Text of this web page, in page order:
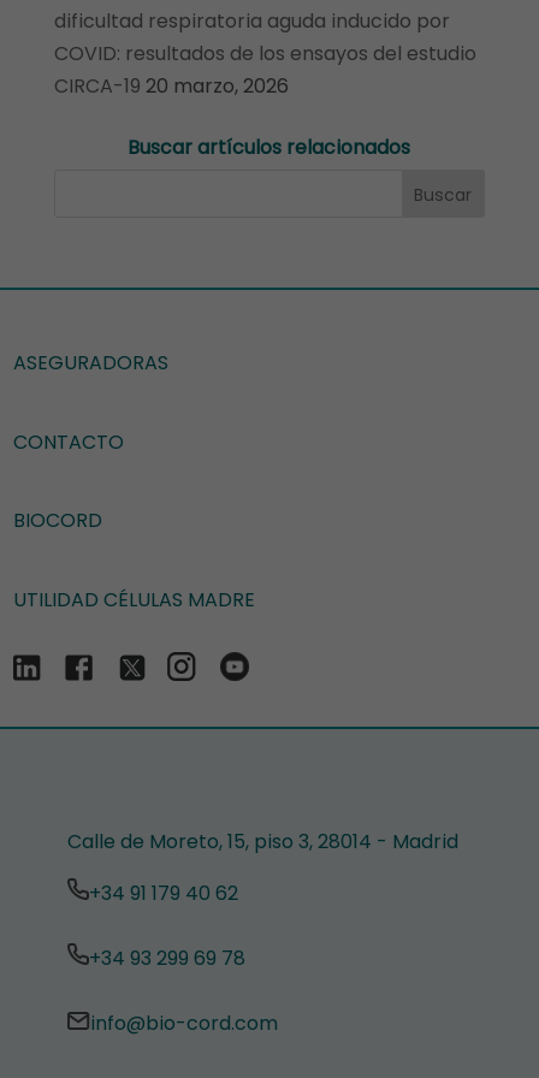
dificultad respiratoria aguda inducido por
COVID: resultados de los ensayos del estudio
CIRCA-19 20 marzo, 2026
Buscar artículos relacionados
ASEGURADORAS
CONTACTO
BIOCORD
UTILIDAD CÉLULAS MADRE
Calle de Moreto, 15, piso 3, 28014 - Madrid
+34 91 179 40 62
+34 93 299 69 78
info@bio-cord.com